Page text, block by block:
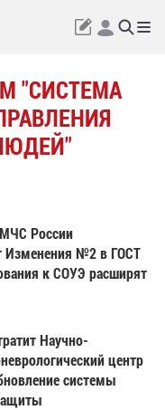
"СИСТЕМА
России
Изменения №2 в ГОСТ
к СОУЭ расширят
Научно-
центр
системы